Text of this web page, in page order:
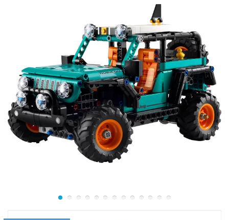
высокий спойлер. В собранном виде высота модели
Mopar Dodge//SRT Top Fuel Dragster составляет 10 см,
длина 35 см, ширина 7 см.
Второй спорткар Dodge Challenger T/A 1970 года
выпуска помимо эффектного внешнего вида имеет
массу достоинств. Данный спортивный седан может
разогнаться на 100 км/ч всего за 6 секунд. Модель
автомобиля выполнена в фиолетово-черных тонах и
высотой более 5 см, в длину 16 см и ширину около 7
см.
Обе модели легендарных суперкаров максимально
детализированы и в точности повторяют свой
гоночные комбинезоны с эмблемами Dodge и